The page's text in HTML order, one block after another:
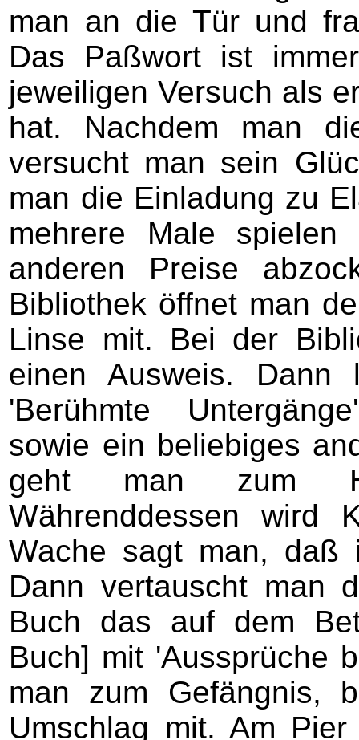
man an die Tür und
Das Paßwort ist
jeweiligen Versuch als
hat. Nachdem man
versucht man sein
man die Einladung zu
mehrere Male
anderen Preise
Bibliothek öffnet man
Linse mit. Bei der
einen Ausweis.
'Berühmte
sowie ein beliebiges
geht man zum
Währenddessen wird
Wache sagt man,
Dann vertauscht man
Buch das auf dem
Buch] mit 'Aussprüche
man zum Gefängnis,
Umschlag mit. Am